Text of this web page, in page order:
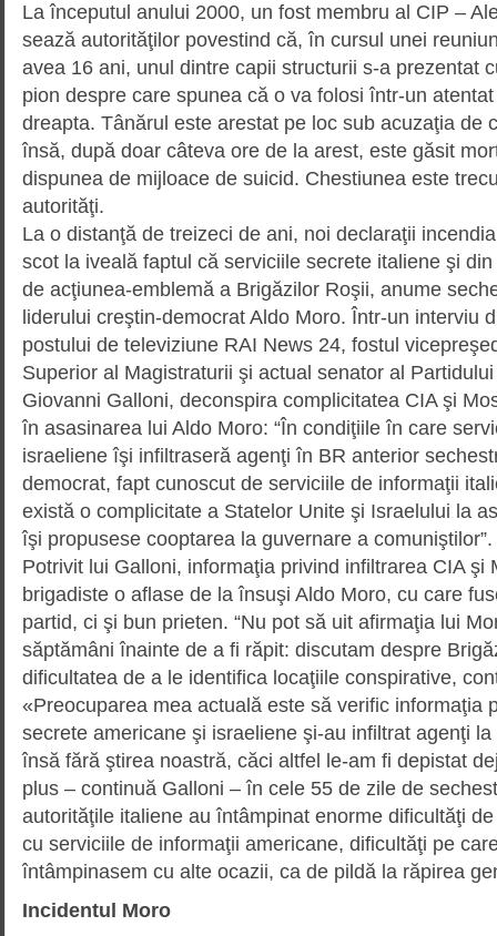
La începutul anului 2000, un fost membru al CIP –
sează autorităţilor povestind că, în cursul unei
avea 16 ani, unul dintre capii structurii s-a prezentat
pion despre care spunea că o va folosi într-un
dreapta. Tânărul este arestat pe loc sub acuzaţia de
însă, după doar câteva ore de la arest, este găsit
dispunea de mijloace de suicid. Chestiunea este
autorităţi.
La o distanţă de treizeci de ani, noi declaraţii
scot la iveală faptul că serviciile secrete italiene şi
de acţiunea-emblemă a Brigăzilor Roşii, anume
liderului creştin-demo­crat Aldo Moro. Într-un interviu
postului de televiziune RAI News 24, fostul
Superior al Magistraturii şi actual senator al
Giovanni Galloni, decons­pi­ra complicitatea CIA şi
în asasinarea lui Aldo Moro: “În condiţiile în care
israeliene îşi infiltraseră agenţi în BR anterior
democrat, fapt cunoscut de serviciile de informaţii
există o complicitate a Statelor Unite şi Israelului la
îşi propusese co­op­tarea la guvernare a comuniştilor”.
Potrivit lui Galloni, informaţia privind infiltrarea CIA şi
brigadiste o aflase de la însuşi Aldo Moro, cu care
partid, ci şi bun prieten. “Nu pot să uit afirmaţia lui
săptămâni înainte de a fi răpit: discutam despre
dificultatea de a le identifica locaţiile conspirative,
«Preocuparea mea actuală este să verific informaţia
secrete americane şi israeliene şi-au infiltrat agenţi
însă fără ştirea noastră, căci altfel le-am fi depistat
plus – continuă Galloni – în cele 55 de zile de
autorităţile italiene au întâmpinat enorme dificultăţi
cu serviciile de informaţii americane, dificultăţi pe
întâmpinasem cu alte ocazii, ca de pildă la răpirea
Incidentul Moro